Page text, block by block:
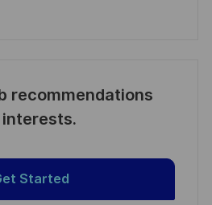
recommendations
Started